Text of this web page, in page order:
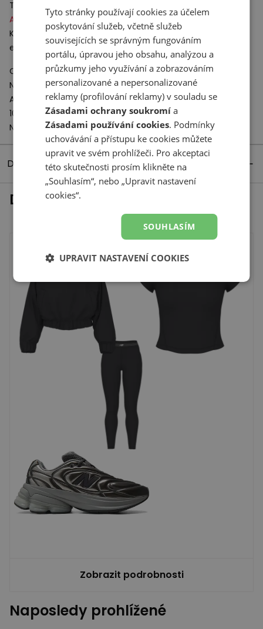
Technologie:
ABZORB
– dokonalé řešení pro odpružení podrážky boty.
Komponent vyrobený z polymeru vstřebává a pohlcuje
energii, která vzniká při nárazu boty o podklad.
Odpovědný subjekt:
New Balance Europe BV
A-Factorij, Pilotenstraat 35 – 45
1059 CH Amsterdam
Netherlands
Detaily produktu
Dokončit vzhled
Zobrazit podrobnosti
Naposledy prohlížené
Tyto stránky používají cookies za účelem
poskytování služeb, včetně služeb
souvisejících se správným fungováním
portálu, úpravou jeho obsahu, analýzou a
průzkumy jeho využívání a zobrazováním
personalizované a nepersonalizované
reklamy (profilování reklamy) v souladu se
Zásadami ochrany soukromí a
Zásadami používání cookies. Podmínky
uchovávání a přístupu ke cookies můžete
upravit ve svém prohlížeči. Pro akceptaci
této skutečnosti prosím klikněte na
„Souhlasím“, nebo „Upravit nastavení
cookies“.
SOUHLASÍM
UPRAVIT NASTAVENÍ COOKIES